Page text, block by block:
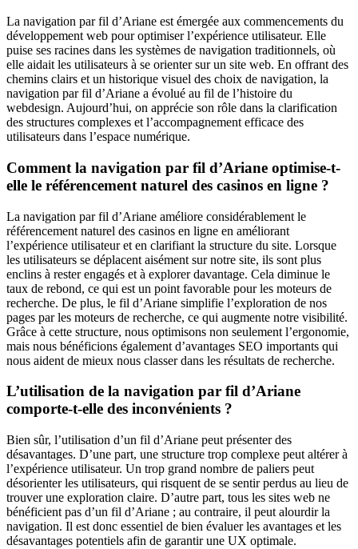
La navigation par fil d’Ariane est émergée aux commencements du
développement web pour optimiser l’expérience utilisateur. Elle
puise ses racines dans les systèmes de navigation traditionnels, où
elle aidait les utilisateurs à se orienter sur un site web. En offrant des
chemins clairs et un historique visuel des choix de navigation, la
navigation par fil d’Ariane a évolué au fil de l’histoire du
webdesign. Aujourd’hui, on apprécie son rôle dans la clarification
des structures complexes et l’accompagnement efficace des
utilisateurs dans l’espace numérique.
Comment la navigation par fil d’Ariane optimise-t-
elle le référencement naturel des casinos en ligne ?
La navigation par fil d’Ariane améliore considérablement le
référencement naturel des casinos en ligne en améliorant
l’expérience utilisateur et en clarifiant la structure du site. Lorsque
les utilisateurs se déplacent aisément sur notre site, ils sont plus
enclins à rester engagés et à explorer davantage. Cela diminue le
taux de rebond, ce qui est un point favorable pour les moteurs de
recherche. De plus, le fil d’Ariane simplifie l’exploration de nos
pages par les moteurs de recherche, ce qui augmente notre visibilité.
Grâce à cette structure, nous optimisons non seulement l’ergonomie,
mais nous bénéficions également d’avantages SEO importants qui
nous aident de mieux nous classer dans les résultats de recherche.
L’utilisation de la navigation par fil d’Ariane
comporte-t-elle des inconvénients ?
Bien sûr, l’utilisation d’un fil d’Ariane peut présenter des
désavantages. D’une part, une structure trop complexe peut altérer à
l’expérience utilisateur. Un trop grand nombre de paliers peut
désorienter les utilisateurs, qui risquent de se sentir perdus au lieu de
trouver une exploration claire. D’autre part, tous les sites web ne
bénéficient pas d’un fil d’Ariane ; au contraire, il peut alourdir la
navigation. Il est donc essentiel de bien évaluer les avantages et les
désavantages potentiels afin de garantir une UX optimale.